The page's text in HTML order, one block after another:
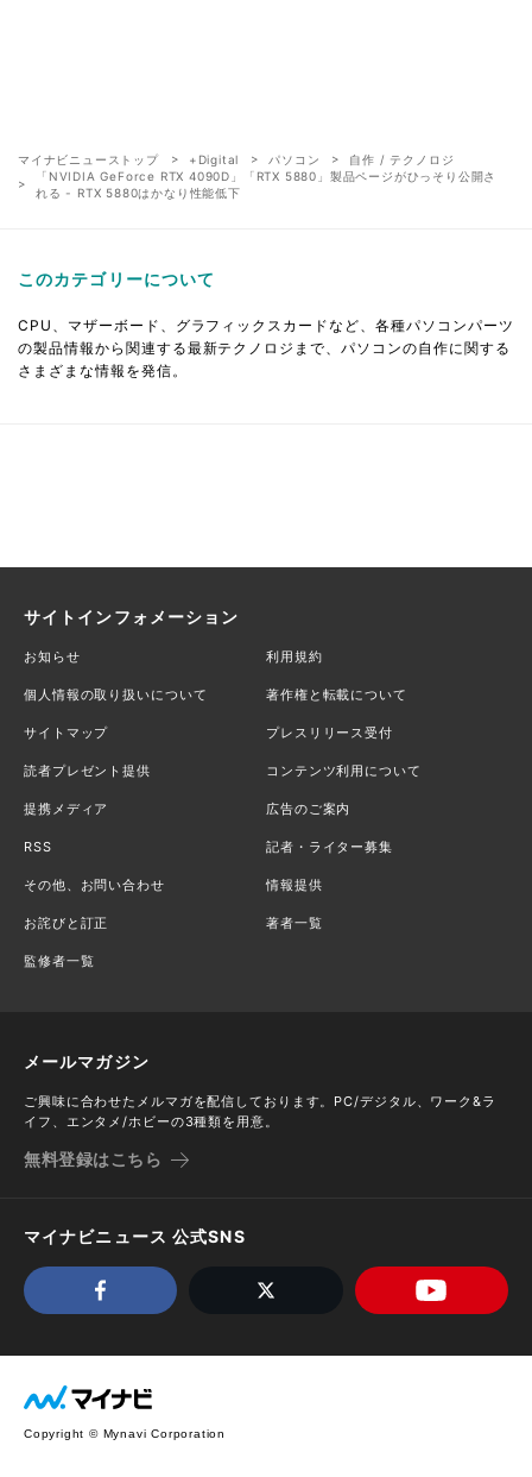
マイナビニューストップ +Digital パソコン
自作 / テクノロジ
「NVIDIA GeForce RTX 4090D」「RTX 5880」製品ページがひっそり公開さ
れる - RTX 5880はかなり性能低下
このカテゴリーについて
CPU、マザーボード、グラフィックスカードなど、各種パソコンパーツ
の製品情報から関連する最新テクノロジまで、パソコンの自作に関する
さまざまな情報を発信。
サイトインフォメーション
お知らせ 利用規約
個人情報の取り扱いについて 著作権と転載について
サイトマップ プレスリリース受付
読者プレゼント提供 コンテンツ利用について
提携メディア 広告のご案内
RSS 記者・ライター募集
その他、お問い合わせ 情報提供
お詫びと訂正 著者一覧
監修者一覧
メールマガジン
ご興味に合わせたメルマガを配信しております。PC/デジタル、ワーク&ラ
イフ、エンタメ/ホビーの3種類を用意。
無料登録はこちら
マイナビニュース 公式SNS
Copyright © Mynavi Corporation